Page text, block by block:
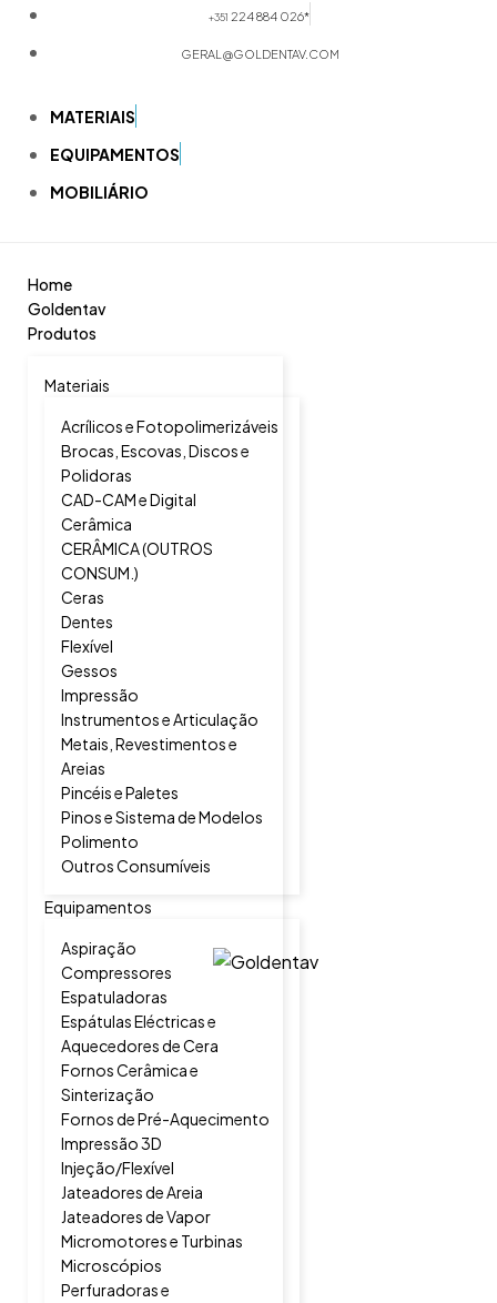
+351 224 884 026*
GERAL@GOLDENTAV.COM
MATERIAIS
EQUIPAMENTOS
MOBILIÁRIO
Home
Goldentav
Produtos
Materiais
Acrílicos e Fotopolimerizáveis
Brocas, Escovas, Discos e
Polidoras
CAD-CAM e Digital
Cerâmica
CERÂMICA (OUTROS
CONSUM.)
Ceras
Dentes
Flexível
Gessos
Impressão
Instrumentos e Articulação
Metais, Revestimentos e
Areias
Pincéis e Paletes
Pinos e Sistema de Modelos
Polimento
Outros Consumíveis
Equipamentos
Aspiração
Compressores
Espatuladoras
Espátulas Eléctricas e
Aquecedores de Cera
Fornos Cerâmica e
Sinterização
Fornos de Pré-Aquecimento
Impressão 3D
Injeção/Flexível
Jateadores de Areia
Jateadores de Vapor
Micromotores e Turbinas
Microscópios
Perfuradoras e